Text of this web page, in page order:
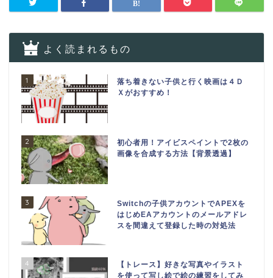
よく読まれるもの
1
落ち着きない子供と行く映画は４Ｄ
Ｘがおすすめ！
2
初心者用！アイビスペイントで2枚の
画像を合成する方法【背景透過】
3
Switchの子供アカウントでAPEXを
はじめEAアカウントのメールアドレ
スを間違えて登録した時の対処法
4
【トレース】好きな写真やイラスト
を使って写し絵で絵の練習をしてみ